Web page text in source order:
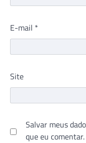
E-mail *
Site
Salvar meus
que eu comentar.